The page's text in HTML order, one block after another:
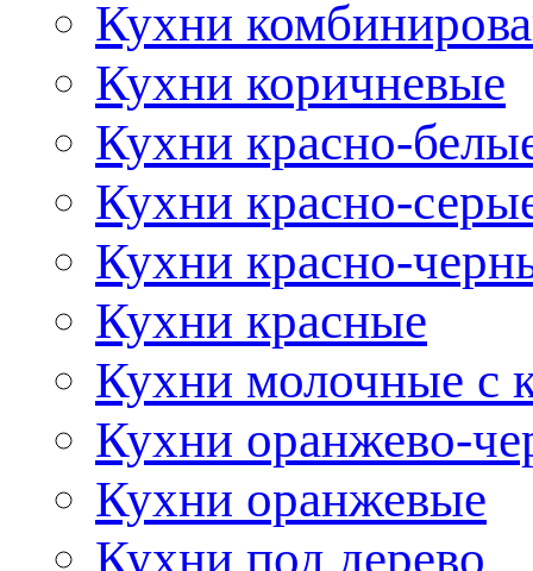
Кухни
Кухни коричневые
Кухни красно-
Кухни красно-
Кухни красно-
Кухни красные
Кухни молочные с
Кухни оранжево-
Кухни оранжевые
Кухни под дерево